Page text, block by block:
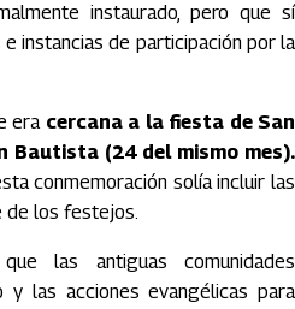
instaurado, pero que sí
instancias de participación por la
era cercana a la fiesta de San
Bautista (24 del mismo mes).
conmemoración solía incluir las
de los festejos.
las antiguas comunidades
las acciones evangélicas para